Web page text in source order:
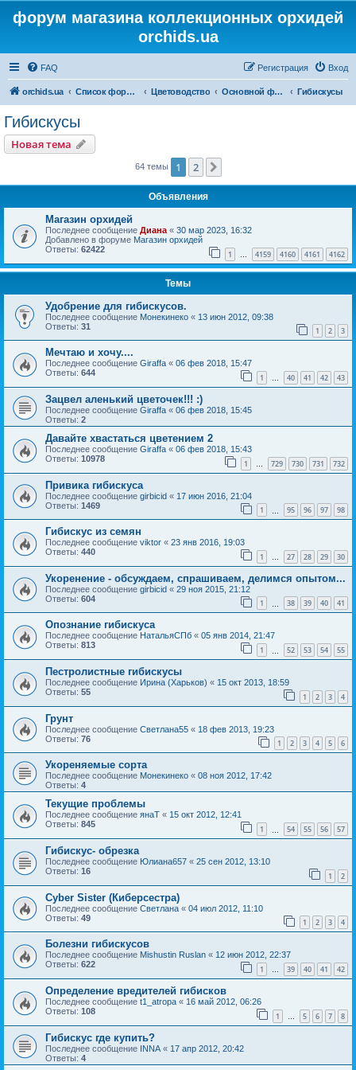
форум магазина коллекционных орхидей
orchids.ua
FAQ Вход
Регистрация
orchids.ua Список форумов Цветоводство Основной форум Гибискусы
Гибискусы
Новая тема
64 темы 1 2
Объявления
Магазин орхидей
Последнее сообщение Диана « 30 мар 2023, 16:32
Добавлено в форуме Магазин орхидей
Ответы: 62422 1 … 4159 4160 4161 4162
Темы
Удобрение для гибискусов.
Последнее сообщение Монекинеко « 13 июн 2012, 09:38
Ответы: 31 1 2 3
Мечтаю и хочу....
Последнее сообщение Giraffa « 06 фев 2018, 15:47
Ответы: 644 1 … 40 41 42 43
Зацвел аленький цветочек!!! :)
Последнее сообщение Giraffa « 06 фев 2018, 15:45
Ответы: 2
Давайте хвастаться цветением 2
Последнее сообщение Giraffa « 06 фев 2018, 15:43
Ответы: 10978 1 … 729 730 731 732
Привика гибискуса
Последнее сообщение girbicid « 17 июн 2016, 21:04
Ответы: 1469 1 95 96 97 98
Гибискус из семян
Последнее сообщение viktor « 23 янв 2016, 19:03
Ответы: 440 1 … 27 28 29 30
Укоренение - обсуждаем, спрашиваем, делимся опытом...
Последнее сообщение girbicid « 29 ноя 2015, 21:12
Ответы: 604 1 38 39 40 41
Опознание гибискуса
Последнее сообщение НатальяСПб « 05 янв 2014, 21:47
Ответы: 813 1 52 53 54 55
Пестролистные гибискусы
Последнее сообщение Ирина (Харьков) « 15 окт 2013, 18:59
Ответы: 55 1 2 3 4
Грунт
Последнее сообщение Светлана55 « 18 фев 2013, 19:23
Ответы: 76 1 2 3 4 5 6
Укореняемые сорта
Последнее сообщение Монекинеко « 08 ноя 2012, 17:42
Ответы: 4
Текущие проблемы
Последнее сообщение янаТ « 15 окт 2012, 12:41
Ответы: 845 1 54 55 56 57
Гибискус- обрезка
Последнее сообщение Юлиана657 « 25 сен 2012, 13:10
Ответы: 16 1 2
Cyber Sister (Киберсестра)
Последнее сообщение Светлана « 04 июл 2012, 11:10
Ответы: 49 1 2 3 4
Болезни гибискусов
Последнее сообщение Mishustin Ruslan « 12 июн 2012, 22:37
Ответы: 622 1 … 39 40 41 42
Определение вредителей гибисков
Последнее сообщение t1_atropa « 16 май 2012, 06:26
Ответы: 108 1 … 5 6 7 8
Гибискус где купить?
Последнее сообщение INNA « 17 апр 2012, 20:42
Ответы: 4